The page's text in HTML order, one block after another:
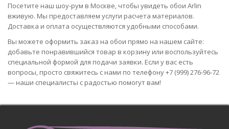
Посетите наш шоу-рум в Москве, чтобы увидеть обои Arlin
вживую. Мы предоставляем услуги расчета материалов.
Доставка и оплата осуществляются удобными способами.
Вы можете оформить заказ на обои прямо на нашем сайте:
добавьте понравившийся товар в корзину или воспользуйтесь
специальной формой для подачи заявки. Если у вас есть
вопросы, просто свяжитесь с нами по телефону +7 (999) 276-96-72
— наши специалисты с радостью помогут вам!